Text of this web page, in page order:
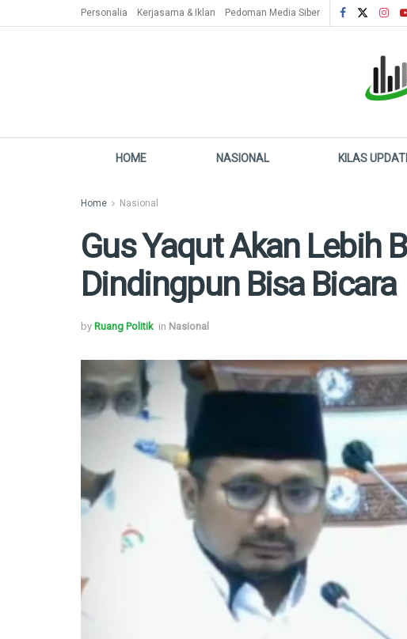
Personalia Kerjasama & Iklan Pedoman Media Siber
HOME NASIONAL KILAS
Home Nasional
Gus Yaqut Akan Lebih
Dindingpun Bisa Bicara
by Ruang Politik in Nasional